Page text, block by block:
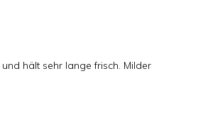
hält sehr lange frisch. Milder